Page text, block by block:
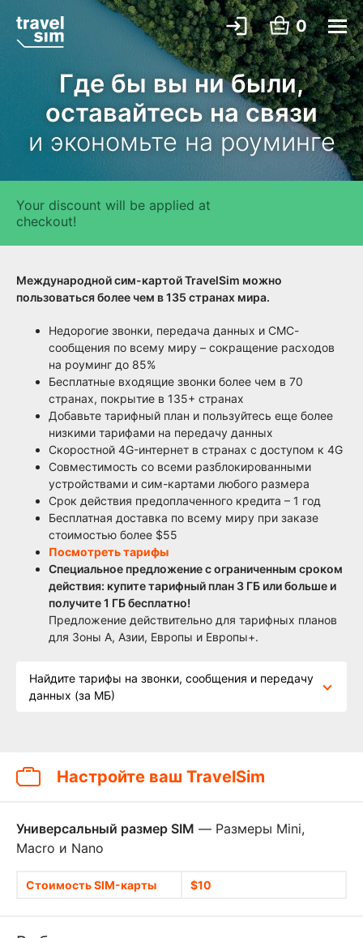
0
Где бы вы ни были,
оставайтесь на связи
и экономьте на роуминге
Your discount will be applied at
checkout!
Международной сим-картой TravelSim можно
пользоваться более чем в 135 странах мира.
Недорогие звонки, передача данных и СМС-
сообщения по всему миру – сокращение расходов
на роуминг до 85%
Бесплатные входящие звонки более чем в 70
странах, покрытие в 135+ странах
Добавьте тарифный план и пользуйтесь еще более
низкими тарифами на передачу данных
Скоростной 4G-интернет в странах с доступом к 4G
Совместимость со всеми разблокированными
устройствами и сим-картами любого размера
Срок действия предоплаченного кредита – 1 год
Бесплатная доставка по всему миру при заказе
стоимостью более $55
Посмотреть тарифы
Специальное предложение с ограниченным сроком
действия: купите тарифный план 3 ГБ или больше и
получите 1 ГБ бесплатно!
Предложение действительно для тарифных планов
для Зоны А, Азии, Европы и Европы+.
Найдите тарифы на звонки, сообщения и передачу
данных (за МБ)
Настройте ваш TravelSim
Универсальный размер SIM — Размеры Mini,
Macro и Nano
Стоимость SIM-карты $10